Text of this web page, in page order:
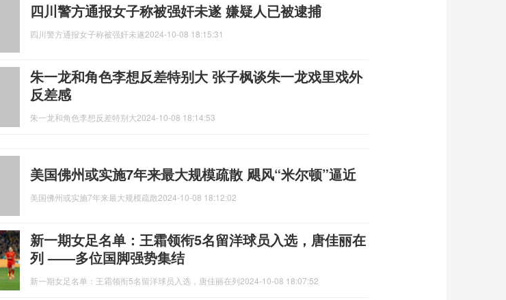
四川警方通报女子称被强奸未遂 嫌疑人已被逮捕
四川警方通报女子称被强奸未遂2024-10-08 18:15:31
朱一龙和角色李想反差特别大 张子枫谈朱一龙戏里戏外
反差感
朱一龙和角色李想反差特别大2024-10-08 18:14:53
美国佛州或实施7年来最大规模疏散 飓风“米尔顿”逼近
美国佛州或实施7年来最大规模疏散2024-10-08 18:12:02
新一期女足名单：王霜领衔5名留洋球员入选，唐佳丽在
列 ——多位国脚强势集结
新一期女足名单：王霜领衔5名留洋球员入选，唐佳丽在列2024-10-08 18:07:52